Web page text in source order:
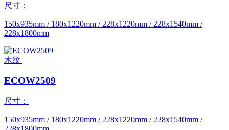
尺寸：
150x935mm / 180x1220mm / 228x1220mm / 228x1540mm /
228x1800mm
木纹
ECOW2509
尺寸：
150x935mm / 180x1220mm / 228x1220mm / 228x1540mm /